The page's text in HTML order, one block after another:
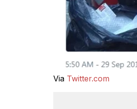
Via Twitter.com